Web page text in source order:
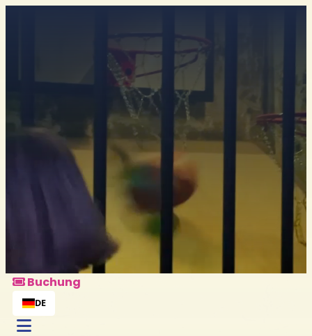
Buchung
Alle Pakete entdecken
Buchung
DE